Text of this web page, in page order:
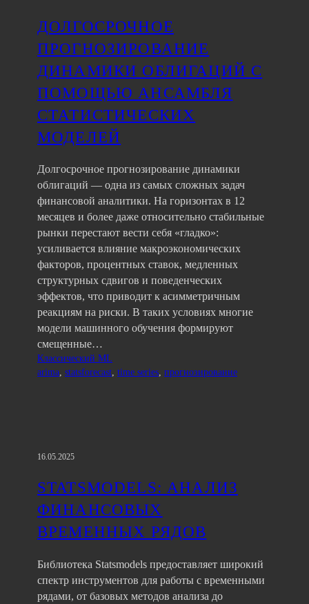
ДОЛГОСРОЧНОЕ
ПРОГНОЗИРОВАНИЕ
ДИНАМИКИ ОБЛИГАЦИЙ С
ПОМОЩЬЮ АНСАМБЛЯ
СТАТИСТИЧЕСКИХ
МОДЕЛЕЙ
Долгосрочное прогнозирование динамики
облигаций — одна из самых сложных задач
финансовой аналитики. На горизонтах в 12
месяцев и более даже относительно стабильные
рынки перестают вести себя «гладко»:
усиливается влияние макроэкономических
факторов, процентных ставок, медленных
структурных сдвигов и поведенческих
эффектов, что приводит к асимметричным
реакциям на риски. В таких условиях многие
модели машинного обучения формируют
смещенные…
Классический ML
arima, statsforecast, time series, прогнозирование
16.05.2025
STATSMODELS: АНАЛИЗ
ФИНАНСОВЫХ
ВРЕМЕННЫХ РЯДОВ
Библиотека Statsmodels предоставляет широкий
спектр инструментов для работы с временными
рядами, от базовых методов анализа до